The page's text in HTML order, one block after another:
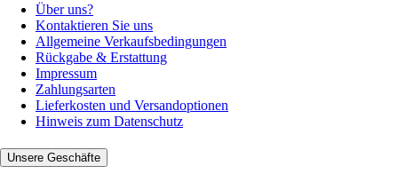
Über uns?
Kontaktieren Sie uns
Allgemeine Verkaufsbedingungen
Rückgabe & Erstattung
Impressum
Zahlungsarten
Lieferkosten und Versandoptionen
Hinweis zum Datenschutz
Unsere Geschäfte